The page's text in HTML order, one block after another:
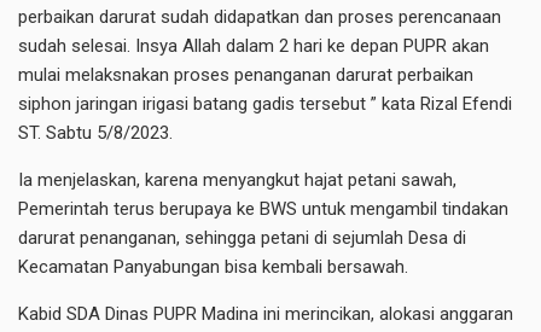
perbaikan darurat sudah didapatkan dan proses perencanaan
sudah selesai. Insya Allah dalam 2 hari ke depan PUPR akan
mulai melaksnakan proses penanganan darurat perbaikan
siphon jaringan irigasi batang gadis tersebut ” kata Rizal Efendi
ST. Sabtu 5/8/2023.
Ia menjelaskan, karena menyangkut hajat petani sawah,
Pemerintah terus berupaya ke BWS untuk mengambil tindakan
darurat penanganan, sehingga petani di sejumlah Desa di
Kecamatan Panyabungan bisa kembali bersawah.
Kabid SDA Dinas PUPR Madina ini merincikan, alokasi anggaran